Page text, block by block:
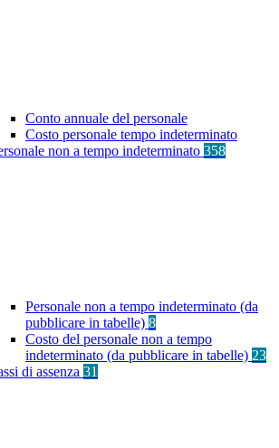
Conto annuale del personale
Costo personale tempo indeterminato
non a tempo indeterminato 358
Personale non a tempo indeterminato (da
pubblicare in tabelle) 8
Costo del personale non a tempo
indeterminato (da pubblicare in tabelle) 23
di assenza 31